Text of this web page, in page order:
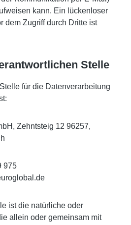
kann. Ein lückenloser
dem Zugriff durch Dritte ist
Stelle
für die Datenverarbeitung
Zehntsteig 12 96257,
975
ist die natürliche oder
allein oder gemeinsam mit